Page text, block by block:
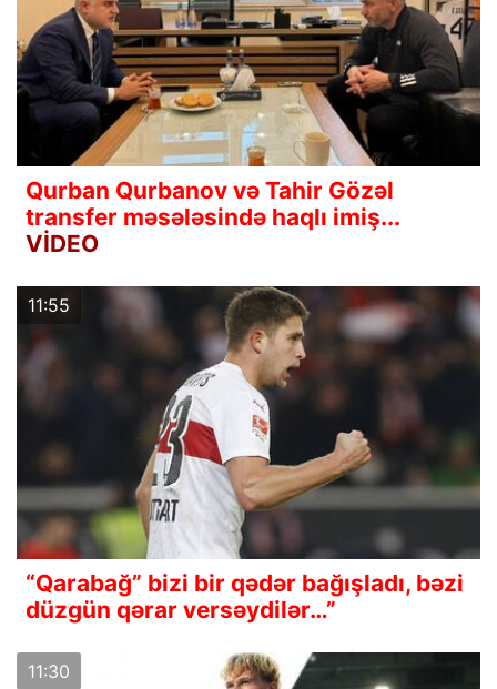
Qurban Qurbanov və Tahir Gözəl
transfer məsələsində haqlı imiş...
VİDEO
11:55
“Qarabağ” bizi bir qədər bağışladı, bəzi
düzgün qərar versəydilər…”
11:30